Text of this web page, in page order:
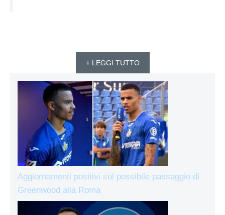
+ LEGGI TUTTO
Aggiornamenti positivi sul possibile passaggio di
Greenwood alla Roma